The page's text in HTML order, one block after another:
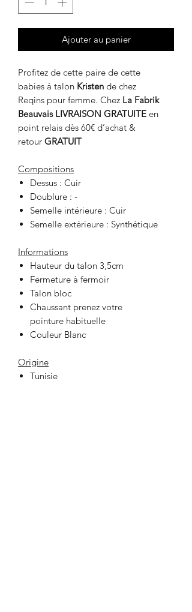
Ajouter au panier
Profitez de cette paire de cette
babies à talon Kristen de chez
Reqins pour femme. Chez La Fabrik
Beauvais LIVRAISON GRATUITE en
point relais dès 60€ d’achat &
retour GRATUIT
Compositions
Dessus : Cuir
Doublure : -
Semelle intérieure : Cuir
Semelle extérieure : Synthétique
Informations
Hauteur du talon 3,5cm
Fermeture à fermoir
Talon bloc
Chaussant prenez votre
pointure habituelle
Couleur Blanc
Origine
Tunisie